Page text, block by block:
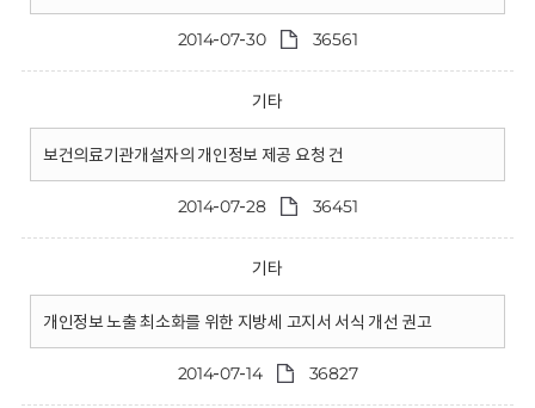
2014-07-30 36561
기타
보건의료기관개설자의 개인정보 제공 요청 건
2014-07-28 36451
기타
개인정보 노출 최소화를 위한 지방세 고지서 서식 개선 권고
2014-07-14 36827